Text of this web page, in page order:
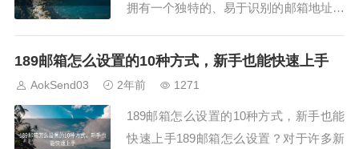
拥有一个独特的、易于识别的邮箱地址显
己的品牌或个人特色，.shop邮箱无疑是
将介绍10种注册.shop邮箱的方...
189邮箱怎么设置的10种方式，新手也能快速上手
AokSend03 2年前 1271
189邮箱怎么设置的10种方式，新手也能
快速上手189邮箱怎么设置？对于许多新